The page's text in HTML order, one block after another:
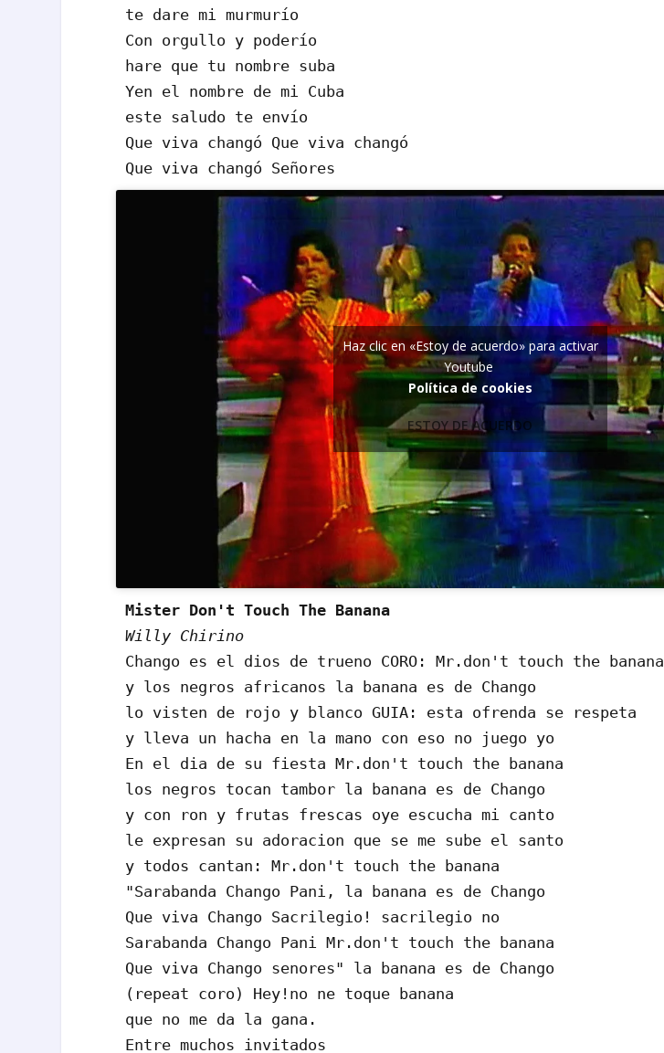
te dare mi murmurío
Con orgullo y poderío
hare que tu nombre suba
Yen el nombre de mi Cuba
este saludo te envío
Que viva changó Que viva changó
Que viva changó Señores
Haz clic en «Estoy de acuerdo» para activar
Youtube
Política de cookies
ESTOY DE ACUERDO
Mister Don't Touch The Banana
Willy Chirino
Chango es el dios de trueno CORO: Mr.don't touch the banana
y los negros africanos la banana es de Chango
lo visten de rojo y blanco GUIA: esta ofrenda se respeta
y lleva un hacha en la mano con eso no juego yo
En el dia de su fiesta Mr.don't touch the banana
los negros tocan tambor la banana es de Chango
y con ron y frutas frescas oye escucha mi canto
le expresan su adoracion que se me sube el santo
y todos cantan: Mr.don't touch the banana
"Sarabanda Chango Pani, la banana es de Chango
Que viva Chango Sacrilegio! sacrilegio no
Sarabanda Chango Pani Mr.don't touch the banana
Que viva Chango senores" la banana es de Chango
(repeat coro) Hey!no ne toque banana
que no me da la gana.
Entre muchos invitados